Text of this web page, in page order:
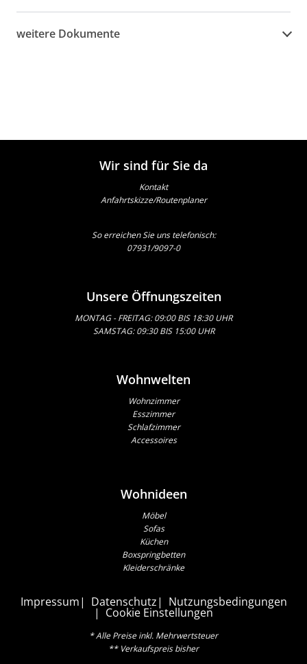
weitere Dokumente
Wir sind für Sie da
Kontakt
Anfahrtskizze/Routenplaner
So erreichen Sie uns telefonisch:
07931/9097-0
Unsere Öffnungszeiten
MONTAG - FREITAG: 09:00 BIS 18:30 UHR
SAMSTAG: 09:30 BIS 15:00 UHR
Wohnwelten
Wohnzimmer
Esszimmer
Schlafzimmer
Accessoires
Wohnideen
Möbel
Sofas
Küchen
Boxspringbetten
Kleiderschränke
Impressum Datenschutz Nutzungsbedingungen
Cookie Einstellungen
* Alle Preise inkl. Mehrwertsteuer
** Verkaufspreis bisher